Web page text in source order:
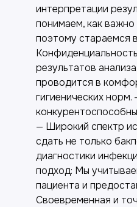
интерпретации
понимаем, как
поэтому стараемся
результатов
проводится в
гигиенических
— Широкий спектр
сдать не только
диагностики
подход: Мы
пациента и
Своевременная и